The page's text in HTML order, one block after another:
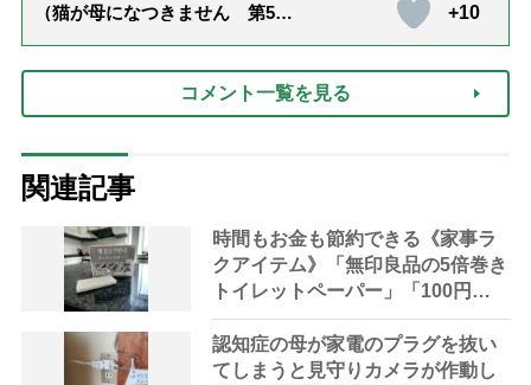
（猫が母になつきません 第500
+10
コメント一覧を見る
関連記事
時間もお金も節約できる《家事ラ
クアイテム》「無印良品の5倍巻き
トイレットペーパー」「100円シ
ョップの調味料ストッカー」など7
選【節約アドバイザー解説】
認知症の母が家電のプラグを抜い
てしまうと見守りカメラが作動し